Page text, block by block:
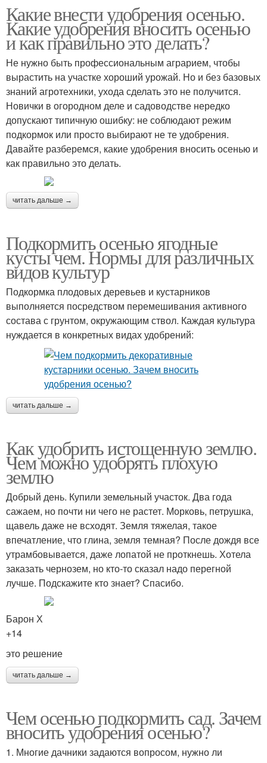
Какие внести удобрения осенью.
Какие удобрения вносить осенью
и как правильно это делать?
Не нужно быть профессиональным аграрием, чтобы
вырастить на участке хороший урожай. Но и без базовых
знаний агротехники, ухода сделать это не получится.
Новички в огородном деле и садоводстве нередко
допускают типичную ошибку: не соблюдают режим
подкормок или просто выбирают не те удобрения.
Давайте разберемся, какие удобрения вносить осенью и
как правильно это делать.
читать дальше →
Подкормить осенью ягодные
кусты чем. Нормы для различных
видов культур
Подкормка плодовых деревьев и кустарников
выполняется посредством перемешивания активного
состава с грунтом, окружающим ствол. Каждая культура
нуждается в конкретных видах удобрений:
читать дальше →
Как удобрить истощенную землю.
Чем можно удобрять плохую
землю
Добрый день. Купили земельный участок. Два года
сажаем, но почти ни чего не растет. Морковь, петрушка,
щавель даже не всходят. Земля тяжелая, такое
впечатление, что глина, земля темная? После дождя все
утрамбовывается, даже лопатой не проткнешь. Хотела
заказать чернозем, но кто-то сказал надо перегной
лучше. Подскажите кто знает? Спасибо.
Барон Х
+14
это решение
читать дальше →
Чем осенью подкормить сад. Зачем
вносить удобрения осенью?
1. Многие дачники задаются вопросом, нужно ли